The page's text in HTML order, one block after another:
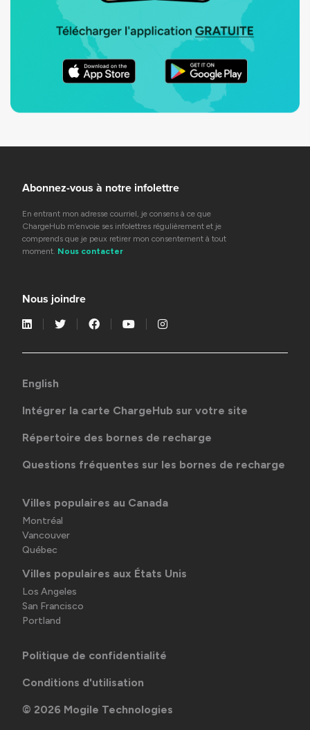
Abonnez-vous à notre infolettre
En entrant mon adresse courriel, je consens à ce que
ChargeHub m’envoie ses infolettres régulièrement et je
comprends que je peux retirer mon consentement à tout
moment. Nous contacter
Nous joindre
English
Intégrer la carte ChargeHub sur votre site
Répertoire des bornes de recharge
Questions fréquentes sur les bornes de recharge
Villes populaires au Canada
Montréal
Vancouver
Québec
Villes populaires aux États Unis
Los Angeles
San Francisco
Portland
Politique de confidentialité
Conditions d'utilisation
© 2026 Mogile Technologies